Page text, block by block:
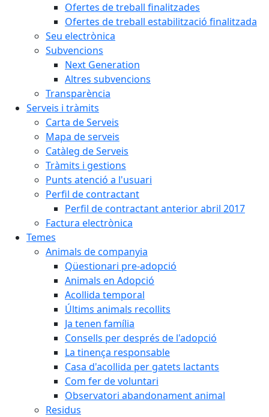
Ofertes de treball finalitzades
Ofertes de treball estabilització finalitzada
Seu electrònica
Subvencions
Next Generation
Altres subvencions
Transparència
Serveis i tràmits
Carta de Serveis
Mapa de serveis
Catàleg de Serveis
Tràmits i gestions
Punts atenció a l'usuari
Perfil de contractant
Perfil de contractant anterior abril 2017
Factura electrònica
Temes
Animals de companyia
Qüestionari pre-adopció
Animals en Adopció
Acollida temporal
Últims animals recollits
Ja tenen família
Consells per després de l'adopció
La tinença responsable
Casa d'acollida per gatets lactants
Com fer de voluntari
Observatori abandonament animal
Residus